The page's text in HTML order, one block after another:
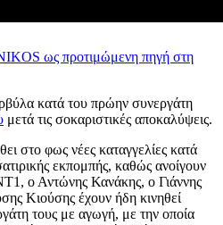
ως προτιμώμενη πηγή στη
κατά του πρώην συνεργάτη
μετά τις σοκαριστικές αποκαλύψεις.
στο φως νέες καταγγελίες κατά
εκπομπής, καθώς ανοίγουν
ο Αντώνης Κανάκης, ο Γιάννης
Κιούσης έχουν ήδη κινηθεί
τους με αγωγή, με την οποία